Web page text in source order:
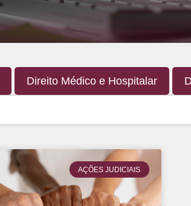
Direito Médico e Hospitalar
AÇÕES JUDICIAIS